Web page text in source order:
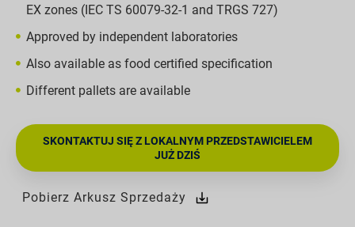
EX zones (IEC TS 60079-32-1 and TRGS 727)
Approved by independent laboratories
Also available as food certified specification
Different pallets are available
SKONTAKTUJ SIĘ Z LOKALNYM PRZEDSTAWICIELEM
JUŻ DZIŚ
Pobierz Arkusz Sprzedaży